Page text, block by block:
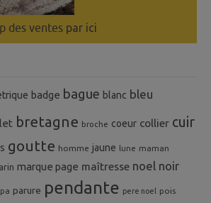
des ventes par ici
badge bague blanc bleu
bretagne broche coeur collier cuir
goutte homme jaune lune maman
marque page maîtresse noel noir
parure pendante pere noel pois